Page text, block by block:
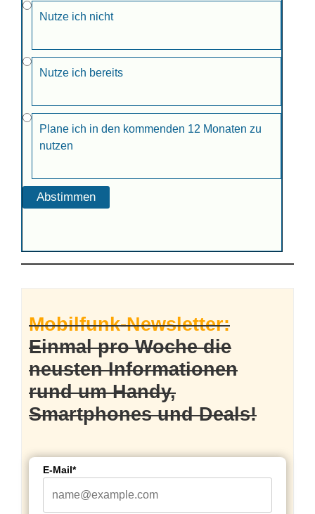
Nutze ich nicht
Nutze ich bereits
Plane ich in den kommenden 12 Monaten zu
nutzen
Mobilfunk-Newsletter:
Einmal pro Woche die
neusten Informationen
rund um Handy,
Smartphones und Deals!
E-Mail*